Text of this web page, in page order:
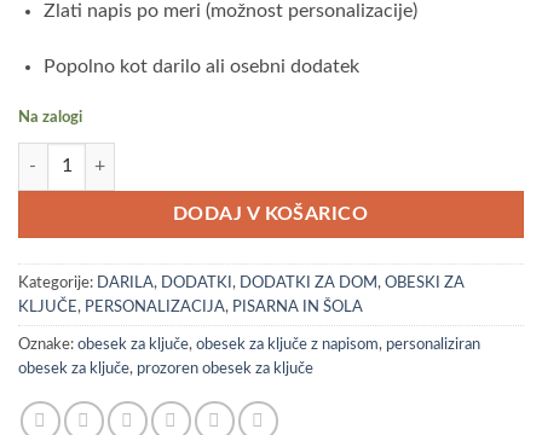
Zlati napis po meri (možnost personalizacije)
Popolno kot darilo ali osebni dodatek
Na zalogi
Obesek za ključe z zlatim napisom količina
DODAJ V KOŠARICO
Kategorije: DARILA, DODATKI , DODATKI ZA DOM , OBESKI ZA
KLJUČE , PERSONALIZACIJA, PISARNA IN ŠOLA
Oznake: obesek za ključe, obesek za ključe z napisom, personaliziran
obesek za ključe, prozoren obesek za ključe